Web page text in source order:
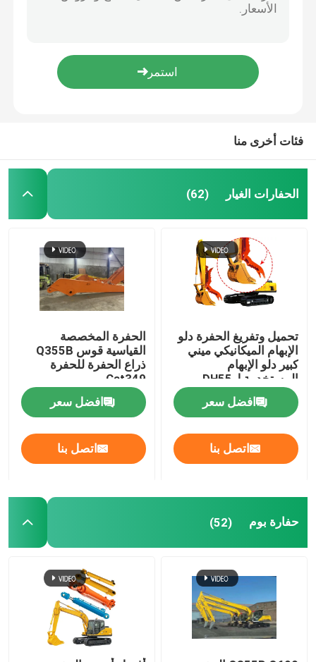
طائرة الحفر
حفارة دلو الصخور
أجزاء حفارة هيدروليكية
قطع أجزاء تحت عربة الحفر
محرك حفارة
محركات الحفر
أسنان دلو الحفر
فئات أخرى منا
الحفارات الغيار (62)
تحميل وتفريغ الحفرة دلو
الإبهام الميكانيكي ميني
كبير دلو الإبهام
المستخدمة لDH55
افضل سعر
اتصل بنا
الحفرة المخصصة
القياسية قوس Q355B
ذراع الحفرة للحفرة
Cat349
افضل سعر
اتصل بنا
حفارة بوم (52)